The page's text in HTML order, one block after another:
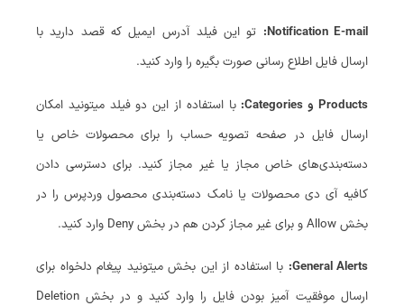
Notification E-mail: تو این فیلد آدرس ایمیل که قصد دارید با
ارسال فایل اطلاع رسانی صورت بگیره را وارد کنید.
Products و Categories:
با استفاده از این دو فیلد میتونید امکان
ارسال فایل در صفحه تصویه حساب را برای محصولات خاص یا
دسته‌بندی‌های خاص مجاز یا غیر مجاز کنید. برای دسترسی دادن
کافیه آی دی محصولات یا نامک دسته‌بندی محصول وردپرس را در
بخش Allow و برای غیر مجاز کردن هم در بخش Deny وارد کنید.
General Alerts: با استفاده از این بخش میتونید پیغام دلخواه برای
ارسال موفقیت آمیز بودن فایل را وارد کنید و در بخش Deletion